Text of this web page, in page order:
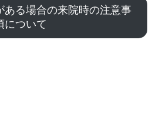
ある場合の来院時の注意事
について